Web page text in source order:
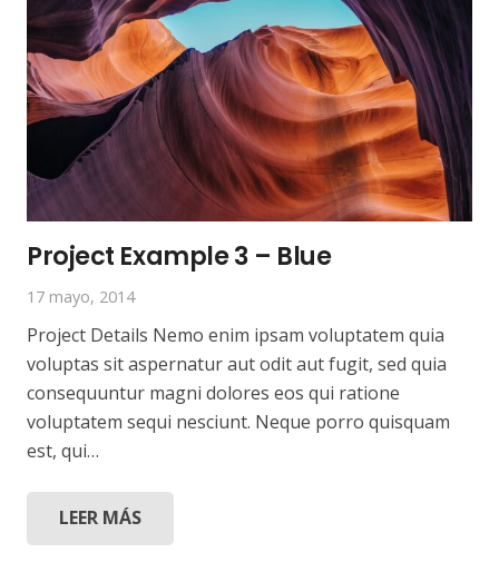
Project Example 3 – Blue
17 mayo, 2014
Project Details Nemo enim ipsam voluptatem quia
voluptas sit aspernatur aut odit aut fugit, sed quia
consequuntur magni dolores eos qui ratione
voluptatem sequi nesciunt. Neque porro quisquam
est, qui…
LEER MÁS